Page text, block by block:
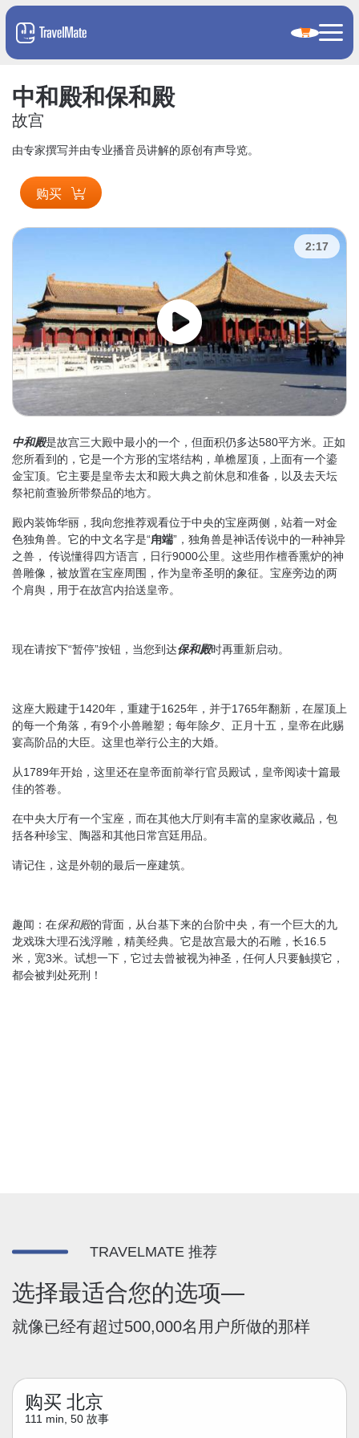
中和殿和保和殿
故宫
由专家撰写并由专业播音员讲解的原创有声导览。
购买
2:17
中和殿是故宫三大殿中最小的一个，但面积仍多达580平方米。正如
您所看到的，它是一个方形的宝塔结构，单檐屋顶，上面有一个鎏
金宝顶。它主要是皇帝去太和殿大典之前休息和准备，以及去天坛
祭祀前查验所带祭品的地方。
殿内装饰华丽，我向您推荐观看位于中央的宝座两侧，站着一对金
色独角兽。它的中文名字是“甪端”，独角兽是神话传说中的一种神异
之兽， 传说懂得四方语言，日行9000公里。这些用作檀香熏炉的神
兽雕像，被放置在宝座周围，作为皇帝圣明的象征。宝座旁边的两
个肩舆，用于在故宫内抬送皇帝。
现在请按下“暂停”按钮，当您到达保和殿时再重新启动。
这座大殿建于1420年，重建于1625年，并于1765年翻新，在屋顶上
的每一个角落，有9个小兽雕塑；每年除夕、正月十五，皇帝在此赐
宴高阶品的大臣。这里也举行公主的大婚。
从1789年开始，这里还在皇帝面前举行官员殿试，皇帝阅读十篇最
佳的答卷。
在中央大厅有一个宝座，而在其他大厅则有丰富的皇家收藏品，包
括各种珍宝、陶器和其他日常宫廷用品。
请记住，这是外朝的最后一座建筑。
趣闻：在保和殿的背面，从台基下来的台阶中央，有一个巨大的九
龙戏珠大理石浅浮雕，精美经典。它是故宫最大的石雕，长16.5
米，宽3米。试想一下，它过去曾被视为神圣，任何人只要触摸它，
都会被判处死刑！
TRAVELMATE 推荐
选择最适合您的选项—
就像已经有超过500,000名用户所做的那样
购买 北京
111 min, 50 故事